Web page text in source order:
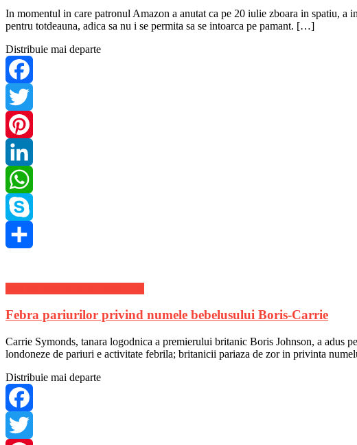
In momentul in care patronul Amazon a anutat ca pe 20 iulie zboara in spatiu, a
pentru totdeauna, adica sa nu i se permita sa se intoarca pe pamant. […]
Distribuie mai departe
Facebook
Twitter
Pinterest
LinkedIn
WhatsApp
Skype
Febra pariurilor privind numele bebelusului Boris-Carrie
Carrie Symonds, tanara logodnica a premierului britanic Boris Johnson, a adus
londoneze de pariuri e activitate febrila; britanicii pariaza de zor in privinta
Distribuie mai departe
Facebook